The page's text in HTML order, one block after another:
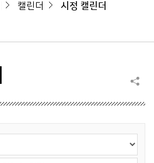
캘린더 시정 캘린더